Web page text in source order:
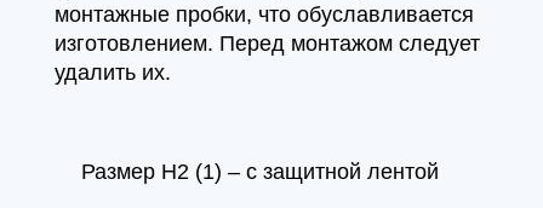
монтажные пробки, что обуславливается
изготовлением. Перед монтажом следует
удалить их.
Размер H2 (1) – с защитной лентой